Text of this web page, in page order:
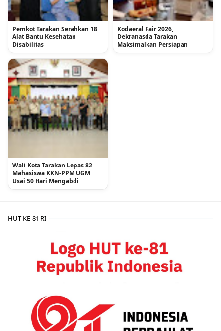
Pemkot Tarakan Serahkan 18
Alat Bantu Kesehatan
Disabilitas
Kodaeral Fair 2026,
Dekranasda Tarakan
Maksimalkan Persiapan
Wali Kota Tarakan Lepas 82
Mahasiswa KKN-PPM UGM
Usai 50 Hari Mengabdi
HUT KE-81 RI